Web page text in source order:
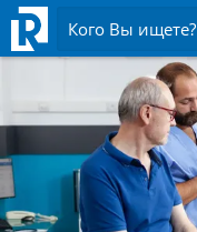
Кого Вы ищете?